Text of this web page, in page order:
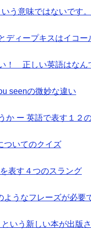
う意味ではないです。
ディープキスはイコー
！ 正しい英語はなん
seenの微妙な違い
か ー 英語で表す１２
ついてのクイズ
表す４つのスラング
ようなフレーズが必要
いう新しい本が出版